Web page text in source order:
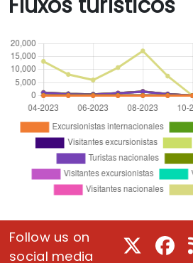
Follow us on
social media